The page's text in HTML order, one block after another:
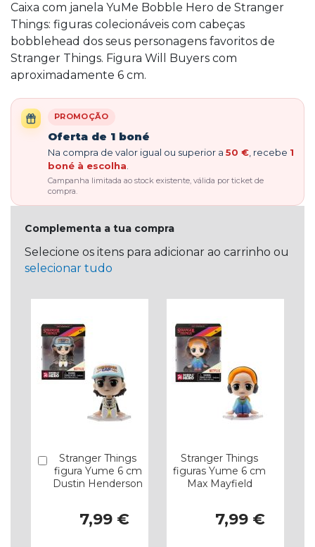
Caixa com janela YuMe Bobble Hero de Stranger
Things: figuras colecionáveis com cabeças
bobblehead dos seus personagens favoritos de
Stranger Things. Figura Will Buyers com
aproximadamente 6 cm.
PROMOÇÃO
Oferta de 1 boné
Na compra de valor igual ou superior a 50 € , recebe 1
boné à escolha
Campanha limitada ao stock existente, válida por ticket de
compra.
Complementa a tua compra
Selecione os itens para adicionar ao carrinho ou
selecionar tudo
Stranger Things
figura Yume 6 cm
Dustin Henderson
7,99 €
Comprar
Stranger Things
figuras Yume 6 cm
Max Mayfield
7,99 €